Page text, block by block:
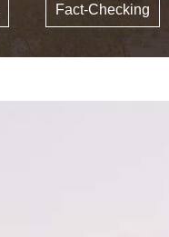
Fact-Checking